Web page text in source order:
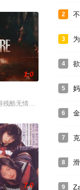
队的战友，如今退休
尔（马修·瑞斯 饰）之间
金科玉律。不幸文森特
1.0
残酷无情，杰伊被突然闯
7.0
2
3
4
5
6
7
8
9